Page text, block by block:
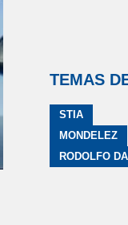
TEMAS
STIA
MONDELEZ
RODOLFO